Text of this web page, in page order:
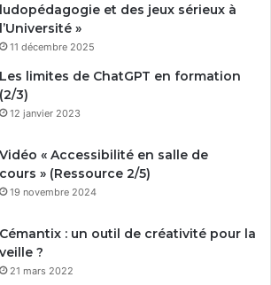
ludopédagogie et des jeux sérieux à
l’Université »
11 décembre 2025
Les limites de ChatGPT en formation
(2/3)
12 janvier 2023
Vidéo « Accessibilité en salle de
cours » (Ressource 2/5)
19 novembre 2024
Cémantix : un outil de créativité pour la
veille ?
21 mars 2022